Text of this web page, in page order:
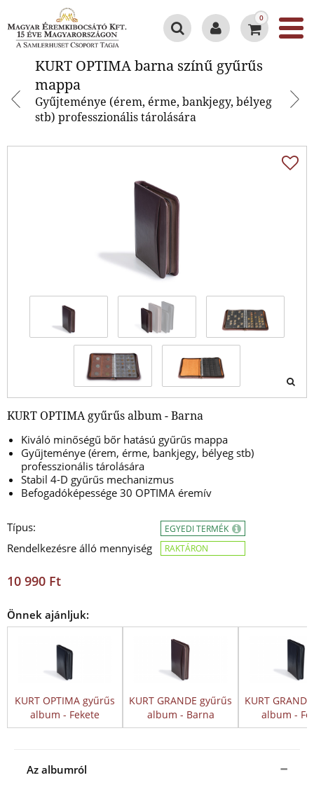
0
KURT OPTIMA barna színű gyűrűs
mappa
Gyűjteménye (érem, érme, bankjegy, bélyeg
stb) professzionális tárolására
KURT OPTIMA gyűrűs album - Barna
Kiváló minőségű bőr hatású gyűrűs mappa
Gyűjteménye (érem, érme, bankjegy, bélyeg stb)
professzionális tárolására
Stabil 4-D gyűrűs mechanizmus
Befogadóképessége 30 OPTIMA éremív
Típus:
Rendelkezésre álló mennyiség
EGYEDI TERMÉK
RAKTÁRON
10 990 Ft
Önnek ajánljuk:
KURT OPTIMA gyűrűs
album - Fekete
KURT GRANDE gyűrűs
album - Barna
KURT
album -
Az albumról
KURT OPTIMA barna színű
gyűrűs mappa